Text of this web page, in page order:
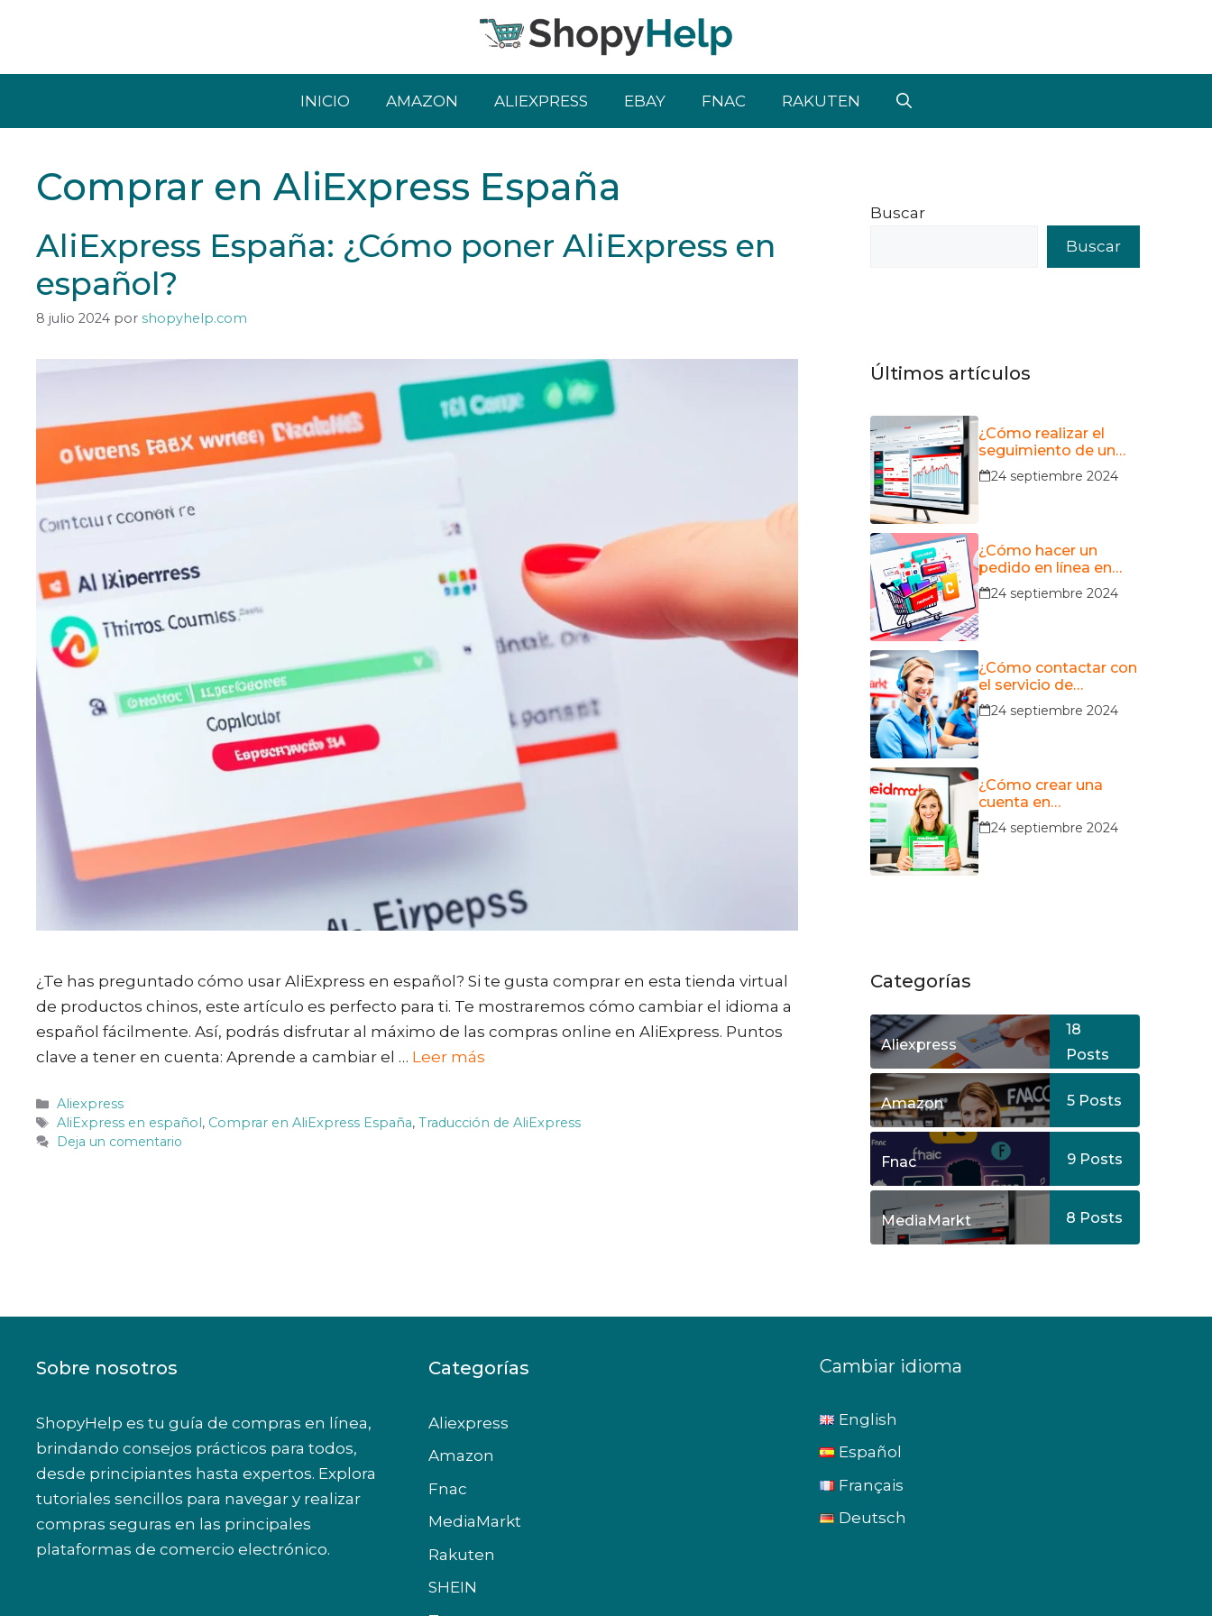
INICIO AMAZON ALIEXPRESS EBAY FNAC RAKUTEN
Comprar en AliExpress España
AliExpress España: ¿Cómo poner AliExpress en
español?
8 julio 2024 por shopyhelp.com
¿Te has preguntado cómo usar AliExpress en español? Si te gusta comprar en esta tienda virtual
de productos chinos, este artículo es perfecto para ti. Te mostraremos cómo cambiar el idioma a
español fácilmente. Así, podrás disfrutar al máximo de las compras online en AliExpress. Puntos
clave a tener en cuenta: Aprende a cambiar el … Leer más
Categorías
Aliexpress
Etiquetas
AliExpress en español , Comprar en AliExpress España,Traducción de AliExpress
Deja un comentario
Buscar
Buscar
Últimos artículos
¿Cómo realizar el
seguimiento de un
pedido en
MediaMarkt?
24 septiembre 2024
¿Cómo hacer un
pedido en línea en
MediaMarkt?
24 septiembre 2024
¿Cómo contactar con
el servicio de
atención al cliente de
MediaMarkt?
24 septiembre 2024
¿Cómo crear una
cuenta en
MediaMarkt?
24 septiembre 2024
Categorías
Aliexpress
18
Posts
Amazon 5 Posts
Fnac 9 Posts
MediaMarkt 8 Posts
Sobre nosotros
ShopyHelp es tu guía de compras en línea,
brindando consejos prácticos para todos,
desde principiantes hasta expertos. Explora
tutoriales sencillos para navegar y realizar
compras seguras en las principales
plataformas de comercio electrónico.
Categorías
Aliexpress
Amazon
Fnac
MediaMarkt
Rakuten
SHEIN
Cambiar idioma
English
Español
Français
Deutsch